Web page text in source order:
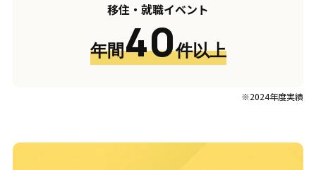
移住・就職イベント
年間40件以上
※2024年度実績